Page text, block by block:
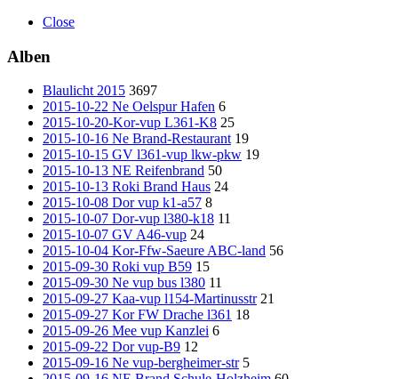
Close
Alben
Blaulicht 2015 3697
2015-10-22 Ne Oelspur Hafen 6
2015-10-20-Kor-vup L361-K8 25
2015-10-16 Ne Brand-Restaurant 19
2015-10-15 GV l361-vup lkw-pkw 19
2015-10-13 NE Reifenbrand 50
2015-10-13 Roki Brand Haus 24
2015-10-08 Dor vup k1-a57 8
2015-10-07 Dor-vup l380-k18 11
2015-10-07 GV A46-vup 24
2015-10-04 Kor-Ffw-Saeure ABC-land 56
2015-09-30 Roki vup B59 15
2015-09-30 Ne vup bus l380 11
2015-09-27 Kaa-vup l154-Martinusstr 21
2015-09-27 Kor FW Drache l361 18
2015-09-26 Mee vup Kanzlei 6
2015-09-22 Dor vup-B9 12
2015-09-16 Ne vup-bergheimer-str 5